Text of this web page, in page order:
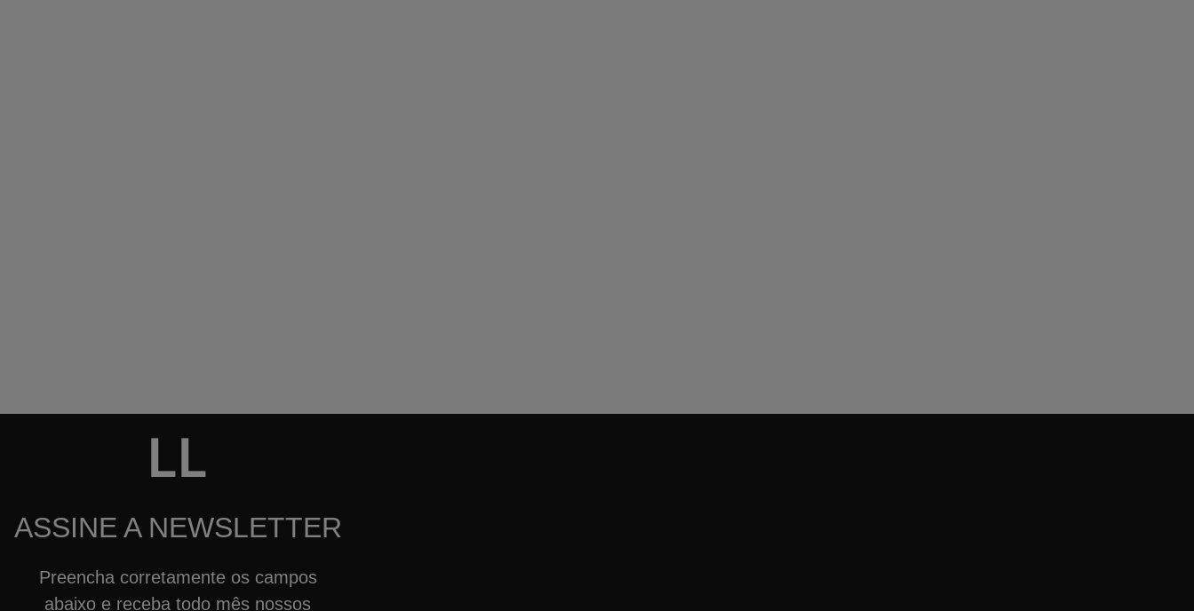
LL
ASSINE A NEWSLETTER
Preencha corretamente os campos
abaixo e receba todo mês nossos